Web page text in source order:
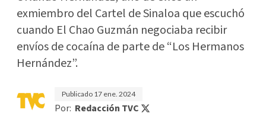
exmiembro del Cartel de Sinaloa que escuchó
cuando El Chao Guzmán negociaba recibir
envíos de cocaína de parte de “Los Hermanos
Hernández”.
Publicado 17 ene. 2024
Por: Redacción TVC